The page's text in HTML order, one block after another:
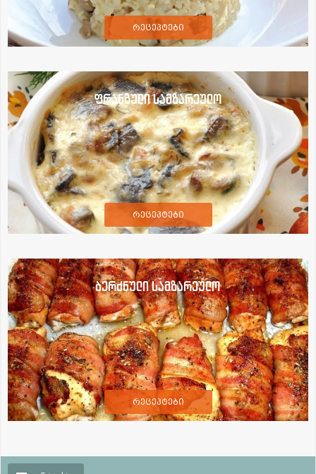
რეცეპტები
ფრანგული სამზარეულო
რეცეპტები
ბერძნული სამზარეულო
რეცეპტები